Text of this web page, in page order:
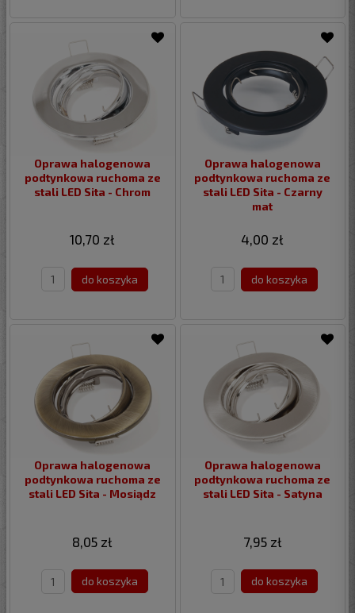
Oprawa halogenowa
podtynkowa ruchoma ze
stali LED Sita - Chrom
10,70 zł
do koszyka
Oprawa halogenowa
podtynkowa ruchoma ze
stali LED Sita - Czarny
mat
4,00 zł
do koszyka
Oprawa halogenowa
podtynkowa ruchoma ze
stali LED Sita - Mosiądz
8,05 zł
do koszyka
Oprawa halogenowa
podtynkowa ruchoma ze
stali LED Sita - Satyna
7,95 zł
do koszyka